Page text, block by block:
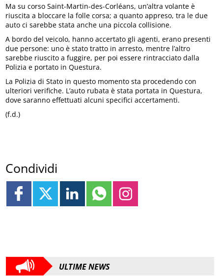
Ma su corso Saint-Martin-des-Corléans, un’altra volante è
riuscita a bloccare la folle corsa; a quanto appreso, tra le due
auto ci sarebbe stata anche una piccola collisione.
A bordo del veicolo, hanno accertato gli agenti, erano presenti
due persone: uno è stato tratto in arresto, mentre l’altro
sarebbe riuscito a fuggire, per poi essere rintracciato dalla
Polizia e portato in Questura.
La Polizia di Stato in questo momento sta procedendo con
ulteriori verifiche. L’auto rubata è stata portata in Questura,
dove saranno effettuati alcuni specifici accertamenti.
(f.d.)
Condividi
ULTIME NEWS